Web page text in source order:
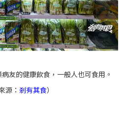
友的健康飲食，一般人也可食用。
源： 剎有其食）